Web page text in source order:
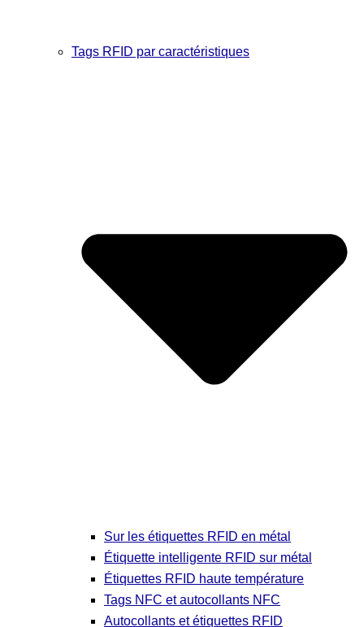
Tags RFID par caractéristiques
Sur les étiquettes RFID en métal
Étiquette intelligente RFID sur métal
Étiquettes RFID haute température
Tags NFC et autocollants NFC
Autocollants et étiquettes RFID